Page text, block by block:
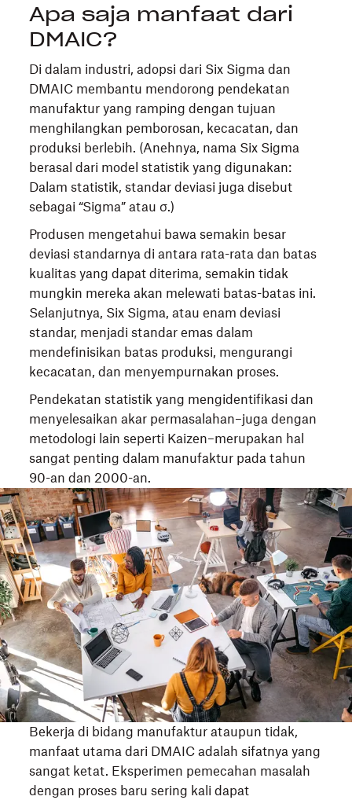
Apa saja manfaat dari
DMAIC?
Di dalam industri, adopsi dari Six Sigma dan
DMAIC membantu mendorong pendekatan
manufaktur yang ramping dengan tujuan
menghilangkan pemborosan, kecacatan, dan
produksi berlebih. (Anehnya, nama Six Sigma
berasal dari model statistik yang digunakan:
Dalam statistik, standar deviasi juga disebut
sebagai “Sigma” atau σ.)
Produsen mengetahui bawa semakin besar
deviasi standarnya di antara rata-rata dan batas
kualitas yang dapat diterima, semakin tidak
mungkin mereka akan melewati batas-batas ini.
Selanjutnya, Six Sigma, atau enam deviasi
standar, menjadi standar emas dalam
mendefinisikan batas produksi, mengurangi
kecacatan, dan menyempurnakan proses.
Pendekatan statistik yang mengidentifikasi dan
menyelesaikan akar permasalahan–juga dengan
metodologi lain seperti Kaizen–merupakan hal
sangat penting dalam manufaktur pada tahun
90-an dan 2000-an.
Bekerja di bidang manufaktur ataupun tidak,
manfaat utama dari DMAIC adalah sifatnya yang
sangat ketat. Eksperimen pemecahan masalah
dengan proses baru sering kali dapat